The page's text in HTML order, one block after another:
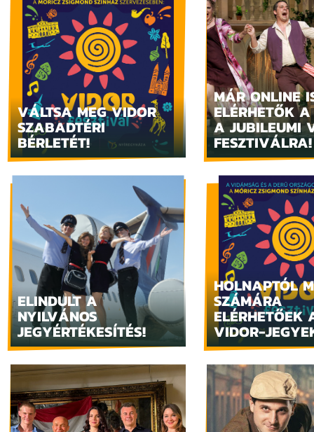
VÁLTSA MEG VIDOR
SZABADTÉRI
BÉRLETÉT!
MÁR ONLINE
ELÉRHETŐK
A JUBILEUMI
FESZTIVÁLRA!
ELINDULT A
NYILVÁNOS
JEGYÉRTÉKESÍTÉS!
HOLNAPTÓL
SZÁMÁRA
ELÉRHETŐEK
VIDOR-